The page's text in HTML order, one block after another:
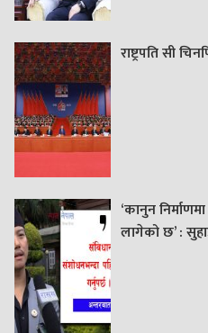
राष्ट्रपति सी
‘कानुन
लागेको छ’ :